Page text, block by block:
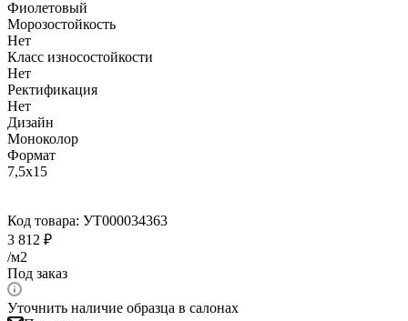
Фиолетовый
Морозостойкость
Нет
Класс износостойкости
Нет
Ректификация
Нет
Дизайн
Моноколор
Формат
7,5x15
Код товара: УТ000034363
3 812 ₽
/м2
Под заказ
Уточнить наличие образца в салонах